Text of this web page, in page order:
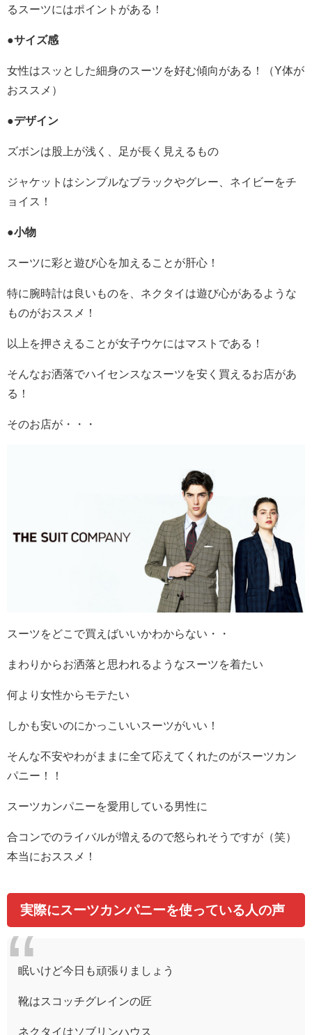
るスーツにはポイントがある！
●サイズ感
女性はスッとした細身のスーツを好む傾向がある！（Y体が
おススメ）
●デザイン
ズボンは股上が浅く、足が長く見えるもの
ジャケットはシンプルなブラックやグレー、ネイビーをチ
ョイス！
●小物
スーツに彩と遊び心を加えることが肝心！
特に腕時計は良いものを、ネクタイは遊び心があるような
ものがおススメ！
以上を押さえることが女子ウケにはマストである！
そんなお洒落でハイセンスなスーツを安く買えるお店があ
る！
そのお店が・・・
スーツをどこで買えばいいかわからない・・
まわりからお洒落と思われるようなスーツを着たい
何より女性からモテたい
しかも安いのにかっこいいスーツがいい！
そんな不安やわがままに全て応えてくれたのがスーツカン
パニー！！
スーツカンパニーを愛用している男性に
合コンでのライバルが増えるので怒られそうですが（笑）
本当におススメ！
実際にスーツカンパニーを使っている人の声
眠いけど今日も頑張りましょう
靴はスコッチグレインの匠
ネクタイはソブリンハウス